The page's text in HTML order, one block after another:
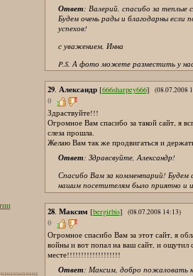
Ответ: Валерий, спасибо за теплые
Будем очень рады и благодарны
успехов!
с уважением, Инна
P.S. А фото можете разместить у
29. Александр [666sharpey666] (08.07.2008
0
Здраствуйте!!!
Огромное Вам спасибо за такой сайт, я
слеза прошла.
Желаю Вам так же продвигаться и
Ответ: Здравсвуйте, Александр!
Спасибо Вам за комментарий! Будем
нашим посетителям было приятно и
28. Максим [bergirbis] (08.07.2008 14:13)
0
Огромное спасибо Вам за этот сайт, я
войны и вот попал на ваш сайт, и ощутил
месте!!!!!!!!!!!!!!!!!!!
Ответ: Максим, добро пожаловать